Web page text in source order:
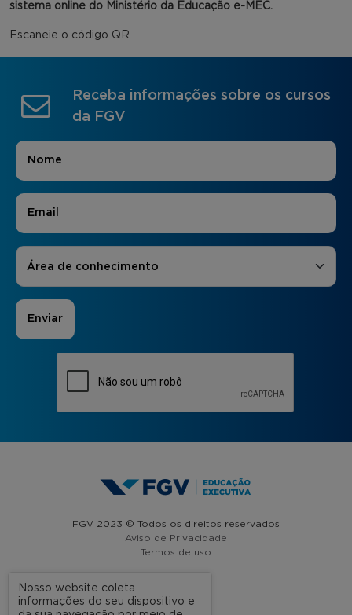
sistema online do Ministério da Educação e-MEC.
Escaneie o código QR
Receba informações sobre os cursos
da FGV
Nome
E-mail
Áreas de Interesse
Área de conhecimento
FGV 2023 © Todos os direitos reservados
Aviso de Privacidade
Termos de uso
A FGV
Nosso website coleta
informações do seu dispositivo e